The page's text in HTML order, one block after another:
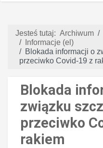
Jesteś tutaj: Archiwum
Informacje (el)
Blokada informacji o
przeciwko Covid-19 z
Blokada
związku
przeciwko
rakiem